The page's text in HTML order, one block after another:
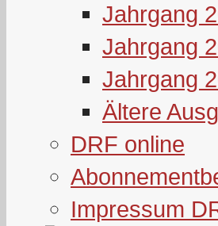
Jahrgang
Jahrgang
Jahrgang
Ältere
DRF online
Impressum